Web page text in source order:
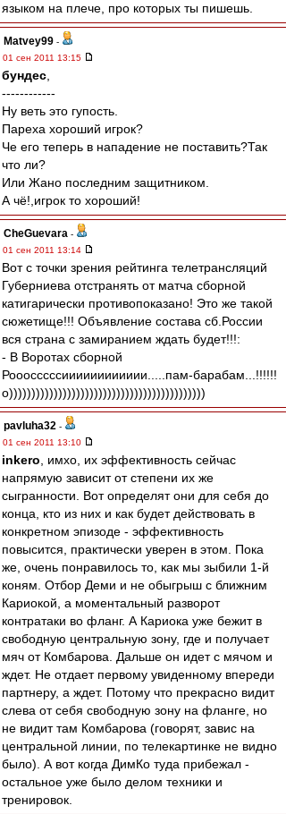
языком на плече, про которых ты пишешь.
Matvey99 -
01 сен 2011 13:15
бундес
------------
Ну веть это гупость.
Пареха хороший игрок?
Че его теперь в нападение не поставить?Так
что ли?
Или Жано последним защитником.
А чё!,игрок то хороший!
CheGuevara -
01 сен 2011 13:14
Вот с точки зрения рейтинга телетрансляций
Губерниева отстранять от матча сборной
катигарически противопоказано! Это же такой
сюжетище!!! Объявление состава сб.России
вся страна с замиранием ждать будет!!!:
- В Воротах сборной
Рооосссссииииииииииии.....пам-барабам...!!!!!!
о))))))))))))))))))))))))))))))))))))))))))))
pavluha32 -
01 сен 2011 13:10
inkero , имхо, их эффективность сейчас
напрямую зависит от степени их же
сыгранности. Вот определят они для себя до
конца, кто из них и как будет действовать в
конкретном эпизоде - эффективность
повысится, практически уверен в этом. Пока
же, очень понравилось то, как мы зыбили 1-й
коням. Отбор Деми и не обыгрыш с ближним
Кариокой, а моментальный разворот
контратаки во фланг. А Кариока уже бежит в
свободную центральную зону, где и получает
мяч от Комбарова. Дальше он идет с мячом и
ждет. Не отдает первому увиденному впереди
партнеру, а ждет. Потому что прекрасно видит
слева от себя свободную зону на фланге, но
не видит там Комбарова (говорят, завис на
центральной линии, по телекартинке не видно
было). А вот когда ДимКо туда прибежал -
остальное уже было делом техники и
тренировок.